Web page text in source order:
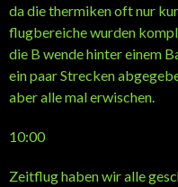
da die thermiken oft nur
flugbereiche wurden
die B wende hinter einem
ein paar Strecken
aber alle mal erwischen.
10:00
Zeitflug haben wir alle